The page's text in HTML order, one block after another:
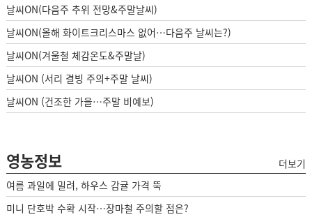
날씨ON(다음주 추위 전망&주말날씨)
날씨ON(올해 화이트크리스마스 없어…다음주 날씨는?)
날씨ON(겨울철 체감온도&주말날)
날씨ON (서리 결빙 주의+주말 날씨)
날씨ON (건조한 가을…주말 비예보)
영농정보
더보기
여름 과일에 밀려, 하우스 감귤 가격 뚝
미니 단호박 수확 시작…장마철 주의할 점은?